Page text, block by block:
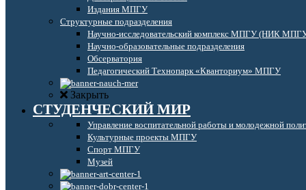
Издания МПГУ
Структурные подразделения
Научно-исследовательский комплекс МПГУ (НИК
Научно-образовательные подразделения
Обсерватория
Педагогический Технопарк «Кванториум» МПГУ
Закрыть
СТУДЕНЧЕСКИЙ МИР
Управление воспитательной работы и молодежной
Культурные проекты МПГУ
Спорт МПГУ
Музей